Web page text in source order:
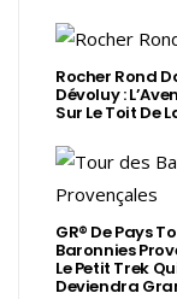
Rocher Rond
Dévoluy :
Sur Le Toit De
GR® De Pays
Baronnies
Le Petit Trek
Deviendra